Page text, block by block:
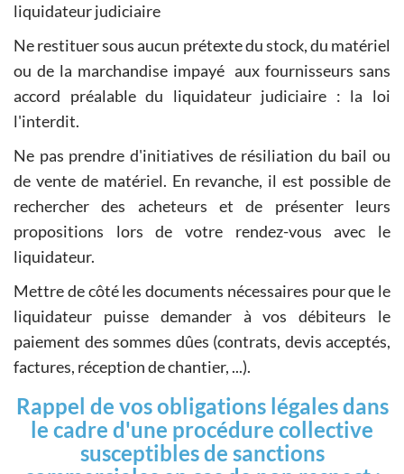
liquidateur judiciaire
Ne restituer sous aucun prétexte du stock, du matériel
ou de la marchandise impayé aux fournisseurs sans
accord préalable du liquidateur judiciaire : la loi
l'interdit.
Ne pas prendre d'initiatives de résiliation du bail ou
de vente de matériel. En revanche, il est possible de
rechercher des acheteurs et de présenter leurs
propositions lors de votre rendez-vous avec le
liquidateur.
Mettre de côté les documents nécessaires pour que le
liquidateur puisse demander à vos débiteurs le
paiement des sommes dûes (contrats, devis acceptés,
factures, réception de chantier, ...).
Rappel de vos obligations légales dans
le cadre d'une procédure collective
susceptibles de sanctions